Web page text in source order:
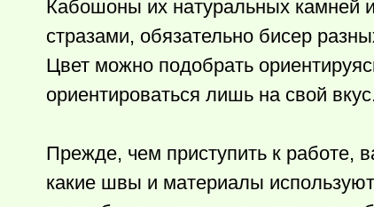
Кабошоны их натуральных камней
стразами, обязательно бисер
Цвет можно подобрать
ориентироваться лишь на свой
Прежде, чем приступить к работе,
какие швы и материалы